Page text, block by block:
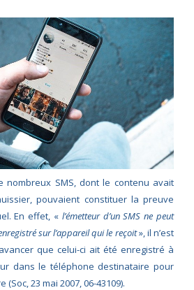
nombreux SMS, dont le contenu avait
pouvaient constituer la preuve
En effet, « l’émetteur d’un SMS ne peut
sur l’appareil qui le reçoit», il n’est
que celui-ci ait été enregistré à
dans le téléphone destinataire pour
23 mai 2007, 06-43109).